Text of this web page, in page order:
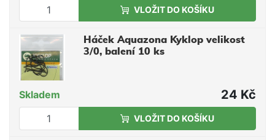
VLOŽIT DO KOŠÍKU
Háček Aquazona Kyklop velikost
3/0, balení 10 ks
Skladem 24 Kč
VLOŽIT DO KOŠÍKU